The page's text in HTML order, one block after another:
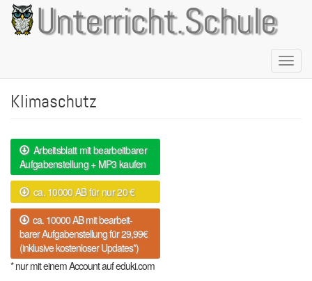
Direkt
zum
Inhalt
Unterricht.Schule
Klimaschutz
Arbeitsblatt mit bearbeitbarer
Aufgabenstellung + MP3 kaufen
ca. 10000 AB für nur 20 €
ca. 10000 AB mit bearbeit-
barer Aufgabenstellung für 29,99€
(inklusive kostenloser Updates*)
* nur mit einem Account auf eduki.com